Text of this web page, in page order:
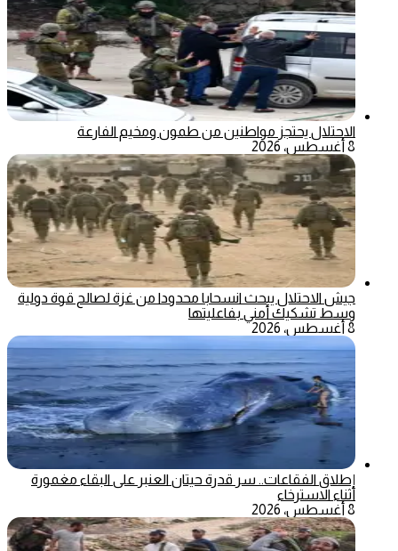
الاحتلال يحتجز مواطنين من طمون ومخيم الفارعة
8 أغسطس، 2026
جيش الاحتلال يبحث انسحابا محدودا من غزة لصالح قوة دولية
وسط تشكيك أمني بفاعليتها
8 أغسطس، 2026
إطلاق الفقاعات.. سر قدرة حيتان العنبر على البقاء مغمورة
أثناء الاسترخاء
8 أغسطس، 2026